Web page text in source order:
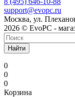
support@evopc.ru
Москва, ул.
2026 © EvoPC -
Найти
0
0
0
Корзина